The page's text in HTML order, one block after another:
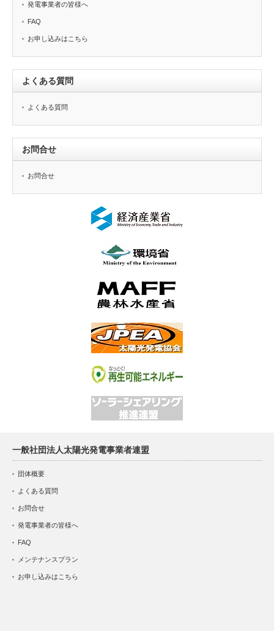
発電事業者の皆様へ
FAQ
お申し込みはこちら
よくある質問
よくある質問
お問合せ
お問合せ
一般社団法人太陽光発電事業者連盟
団体概要
よくある質問
お問合せ
発電事業者の皆様へ
FAQ
メンテナンスプラン
お申し込みはこちら